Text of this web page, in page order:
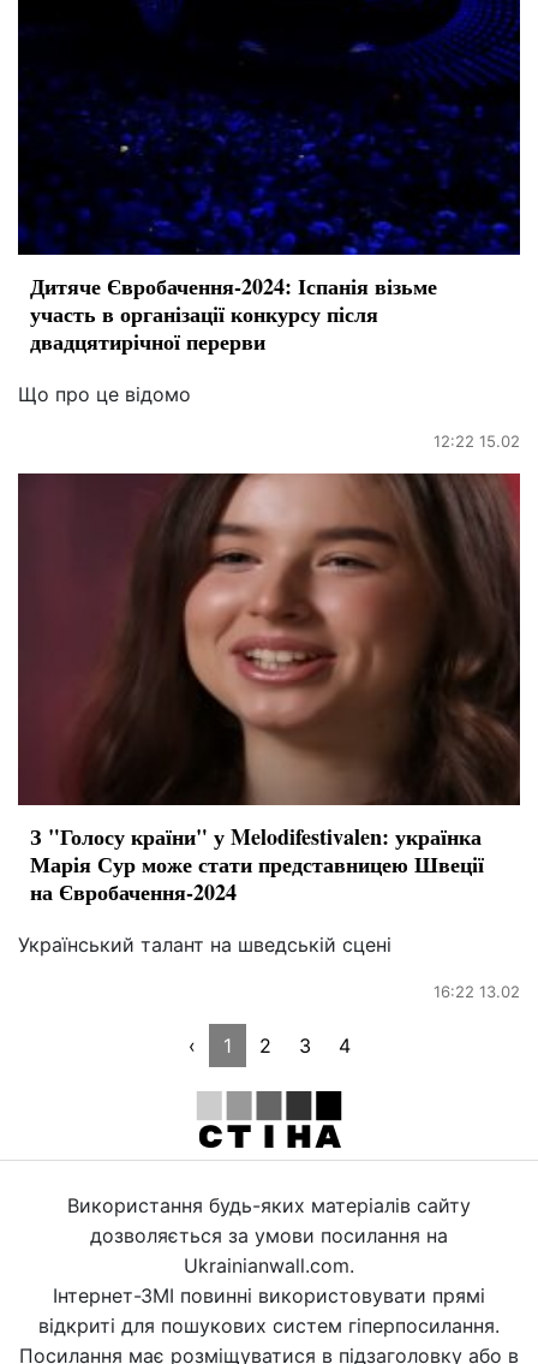
Дитяче Євробачення-2024: Іспанія візьме
участь в організації конкурсу після
двадцятирічної перерви
Що про це відомо
12:22 15.02
З "Голосу країни" у Melodifestivalen: українка
Марія Сур може стати представницею Швеції
на Євробачення-2024
Український талант на шведській сцені
16:22 13.02
‹ 1 2 3 4
Використання будь-яких матеріалів сайту
дозволяється за умови посилання на
Ukrainianwall.com.
Інтернет-ЗМІ повинні використовувати прямі
відкриті для пошукових систем гіперпосилання.
Посилання має розміщуватися в підзаголовку або в